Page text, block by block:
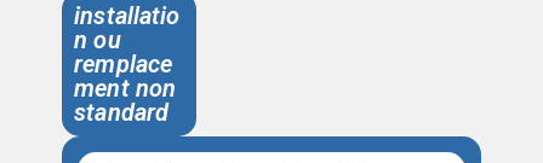
installatio
n ou
remplace
ment non
standard